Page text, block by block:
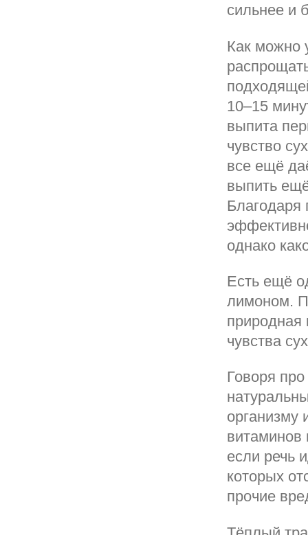
сильнее и
Как можно
10–15
выпита
чувство
все ещё
выпить
однако
Есть ещё
лимоном.
природная
чувства
Говоря
организму
витаминов
если речь
которых
прочие